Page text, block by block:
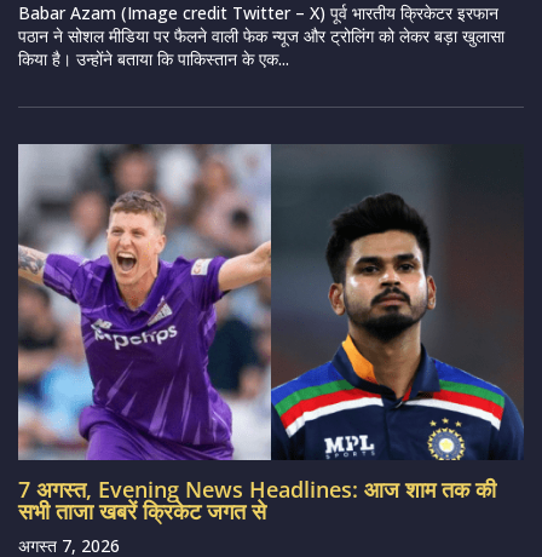
Babar Azam (Image credit Twitter – X) पूर्व भारतीय क्रिकेटर इरफान
पठान ने सोशल मीडिया पर फैलने वाली फेक न्यूज और ट्रोलिंग को लेकर बड़ा खुलासा
किया है। उन्होंने बताया कि पाकिस्तान के एक...
7 अगस्त, Evening News Headlines: आज शाम तक की
सभी ताजा खबरें क्रिकेट जगत से
अगस्त 7, 2026